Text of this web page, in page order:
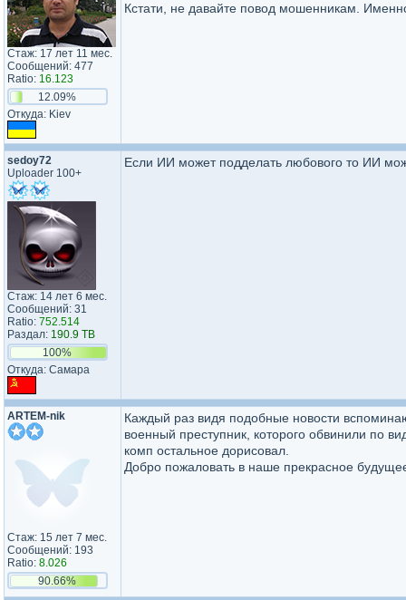
Стаж: 17 лет 11 мес.
Сообщений: 477
Ratio: 16.123
12.09%
Откуда: Kiev
Кстати, не давайте повод мошенникам.
sedoy72
Uploader 100+
Стаж: 14 лет 6 мес.
Сообщений: 31
Ratio: 752.514
Раздал: 190.9 TB
100%
Откуда: Самара
Если ИИ может подделать любового то ИИ
ARTEM-nik
Стаж: 15 лет 7 мес.
Сообщений: 193
Ratio: 8.026
90.66%
Каждый раз видя подобные новости
военный преступник, которого обвинили по
комп остальное дорисовал.
Добро пожаловать в наше прекрасное